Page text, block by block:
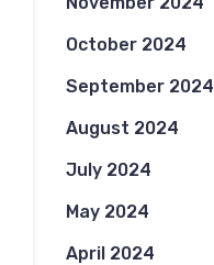
October 2024
September 2024
August 2024
July 2024
May 2024
April 2024